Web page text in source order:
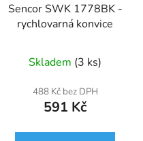
Sencor SWK 1778BK -
rychlovarná konvice
Skladem (3 ks)
488 Kč bez DPH
591 Kč